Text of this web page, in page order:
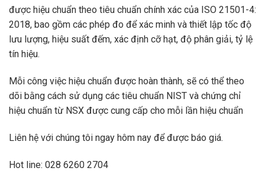
được hiệu chuẩn theo tiêu chuẩn chính xác của ISO 21501-4:
2018, bao gồm các phép đo để xác minh và thiết lập tốc độ
lưu lượng, hiệu suất đếm, xác định cỡ hạt, độ phân giải, tỷ lệ
tín hiệu.
Mỗi công việc hiệu chuẩn được hoàn thành, sẽ có thể theo
dõi bằng cách sử dụng các tiêu chuẩn NIST và chứng chỉ
hiệu chuẩn từ NSX được cung cấp cho mỗi lần hiệu chuẩn
Liên hệ với chúng tôi ngay hôm nay để được báo giá.
Hot line: 028 6260 2704